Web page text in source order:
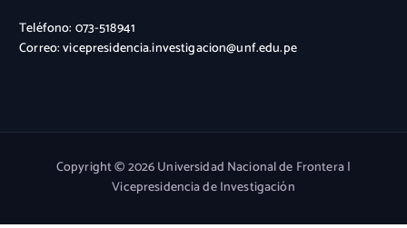
Teléfono: 073-518941
Correo: vicepresidencia.investigacion@unf.edu.pe
Copyright © 2026 Universidad Nacional de Frontera |
Vicepresidencia de Investigación